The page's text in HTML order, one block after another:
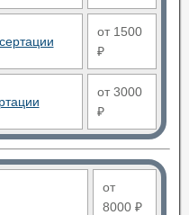
от 1500
₽
от 3000
₽
от
8000 ₽